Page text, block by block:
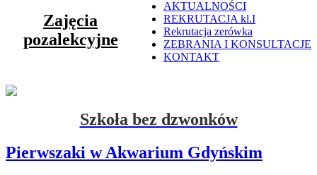
AKTUALNOŚCI
REKRUTACJA kl.I
Rekrutacja zerówka
ZEBRANIA I KONSULTACJE
KONTAKT
Zajęcia
pozalekcyjne
Szkoła bez dzwonków
Pierwszaki w Akwarium Gdyńskim